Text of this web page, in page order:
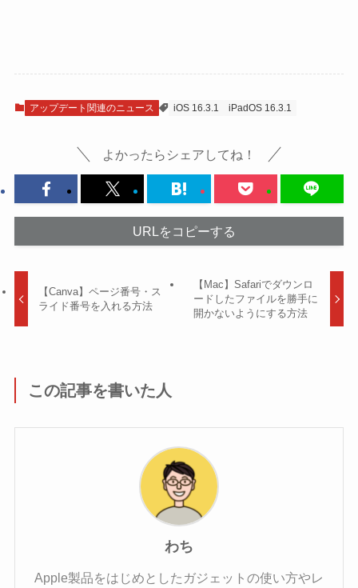
アップデート関連のニュース iOS 16.3.1 iPadOS 16.3.1
よかったらシェアしてね！
URLをコピーする
【Canva】ページ番号・ス
ライド番号を入れる方法
【Mac】Safariでダウンロ
ードしたファイルを勝手に
開かないようにする方法
この記事を書いた人
わち
Apple製品をはじめとしたガジェットの使い方やレ